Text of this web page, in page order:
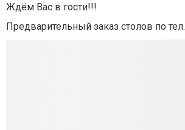
Ждём Вас в гости!!!
Предварительный заказ столов по тел.